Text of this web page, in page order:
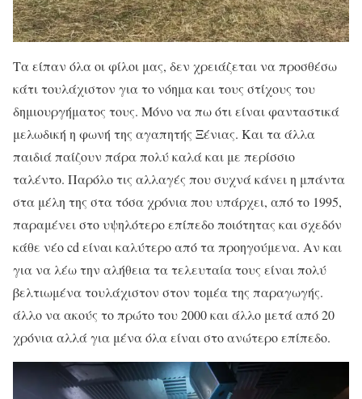
Τα είπαν όλα οι φίλοι μας, δεν χρειάζεται να προσθέσω
κάτι τουλάχιστον για το νόημα και τους στίχους του
δημιουργήματος τους. Μόνο να πω ότι είναι φανταστικά
μελωδική η φωνή της αγαπητής Ξένιας. Και τα άλλα
παιδιά παίζουν πάρα πολύ καλά και με περίσσιο
ταλέντο. Παρόλο τις αλλαγές που συχνά κάνει η μπάντα
στα μέλη της στα τόσα χρόνια που υπάρχει, από το 1995,
παραμένει στο υψηλότερο επίπεδο ποιότητας και σχεδόν
κάθε νέο cd είναι καλύτερο από τα προηγούμενα. Αν και
για να λέω την αλήθεια τα τελευταία τους είναι πολύ
βελτιωμένα τουλάχιστον στον τομέα της παραγωγής.
άλλο να ακούς το πρώτο του 2000 και άλλο μετά από 20
χρόνια αλλά για μένα όλα είναι στο ανώτερο επίπεδο.